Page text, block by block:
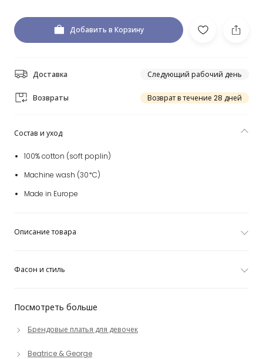
Добавить в Корзину
Доставка Следующий рабочий день
Возвраты Возврат в течение 28 дней
Посмотреть больше
Брендовые платья для девочек
Beatrice & George
Состав и уход
100% cotton (soft poplin)
Machine wash (30*C)
Made in Europe
Описание товара
Фасон и стиль